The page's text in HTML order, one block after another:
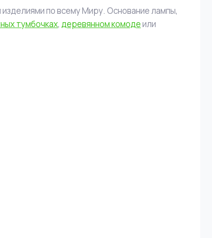
по всему Миру. Основание лампы,
тумбочках, деревянном комодеили